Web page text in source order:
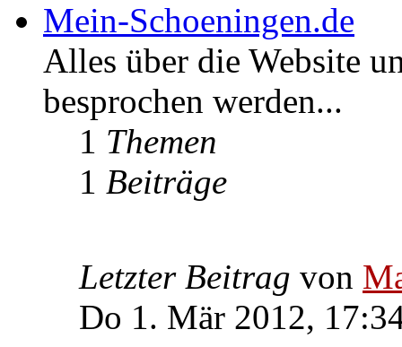
Mein-Schoeningen.de
Alles über die Website
besprochen werden...
1 Themen
1 Beiträge
Letzter Beitrag von
Do 1. Mär 2012,